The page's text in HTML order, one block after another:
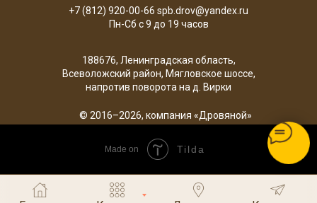
© 2016–2026, компания «Дровяной»
188676, Ленинградская область,
Всеволожский район, Мягловское шоссе,
напротив поворота на д. Вирки
+7 (812) 920-00-66 spb.drov@yandex.ru
Пн-Сб с 9 до 19 часов
Made on Tilda